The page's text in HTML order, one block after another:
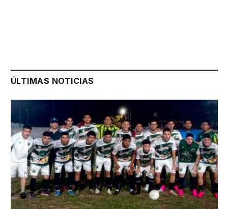
ÚLTIMAS NOTICIAS